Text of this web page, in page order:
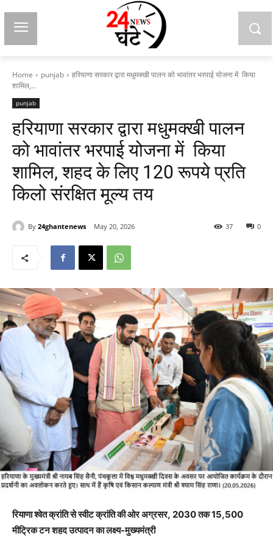
Home punjab
हरियाणा सरकार द्वारा मधुमक्खी पालन को भावांतर भरपाई योजना में किया
शामिल,...
punjab
हरियाणा सरकार द्वारा मधुमक्खी पालन
को भावांतर भरपाई योजना में किया
शामिल, शहद के लिए 120 रूपये प्रति
किलो संरक्षित मूल्य तय
By 24ghantenews May 20, 2026 0
37
रियाणा श्वेत क्रांति से स्वीट क्रांति की ओर अग्रसर, 2030 तक 15,500
मीट्रिक टन शहद उत्पादन का लक्ष्य-मुख्यमंत्री